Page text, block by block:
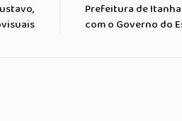
Prefeitura de
com o Governo do